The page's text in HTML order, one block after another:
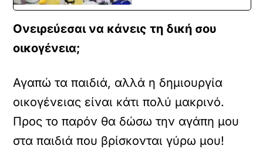
Ονειρεύεσαι να κάνεις τη δική σου
οικογένεια;
Αγαπώ τα παιδιά, αλλά η δημιουργία
οικογένειας είναι κάτι πολύ μακρινό.
Προς το παρόν θα δώσω την αγάπη μου
στα παιδιά που βρίσκονται γύρω μου!